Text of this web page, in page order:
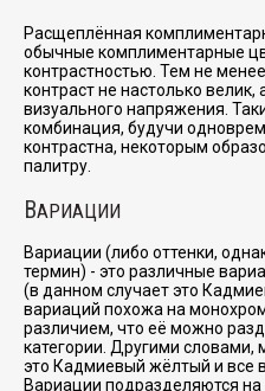
Расщеплённая
обычные комплиментарные
контрастностью. Тем не
контраст не настолько
визуального напряжения.
комбинация, будучи
контрастна, некоторым
палитру.
ВАРИАЦИИ
Вариации (либо оттенки,
термин) - это различные
(в данном случает это
вариаций похожа на
различием, что её можно
категории. Другими словами,
это Кадмиевый жёлтый и все
Вариации подразделяются